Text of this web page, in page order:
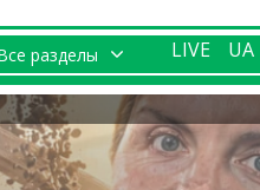
разделы LIVE UA